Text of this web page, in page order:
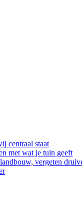
centraal staat
met wat je tuin geeft
vergeten